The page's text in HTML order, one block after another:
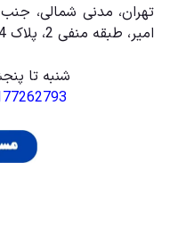
تهران، مدنی شمالی،
امیر، طبقه منفی 2، پلاک 24، احسان مارکت
شنبه تا